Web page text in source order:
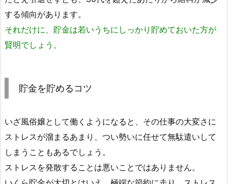
する傾向があります。
それだけに、貯金は若いうちにしっかり貯めておいた方が
賢明でしょう。
貯金を貯めるコツ
いざ風俗嬢として働くようになると、その仕事の大変さに
ストレスが溜まるあまり、つい勢いに任せて無駄遣いして
しまうこともあるでしょう。
ストレスを発散することは悪いことではありません。